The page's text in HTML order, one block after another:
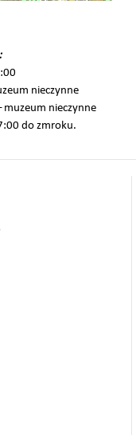
nieczynne
muzeum nieczynne
do zmroku.